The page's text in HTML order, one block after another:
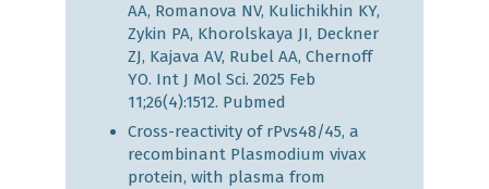
AA, Romanova NV, Kulichikhin KY,
Zykin PA, Khorolskaya JI, Deckner
ZJ, Kajava AV, Rubel AA, Chernoff
YO. Int J Mol Sci. 2025 Feb
11;26(4):1512. Pubmed
Cross-reactivity of rPvs48/45, a
recombinant Plasmodium vivax
protein, with plasma from